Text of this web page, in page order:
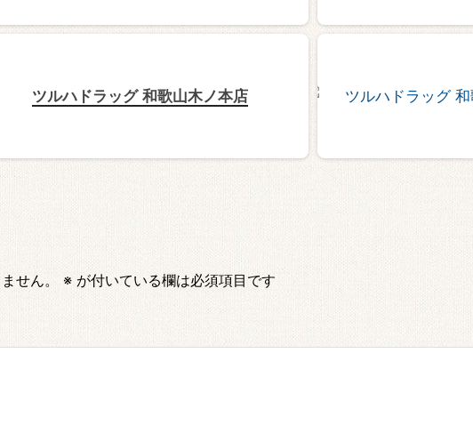
ツルハドラッグ 和歌山木ノ本店
せん。 ※ が付いている欄は必須項目です